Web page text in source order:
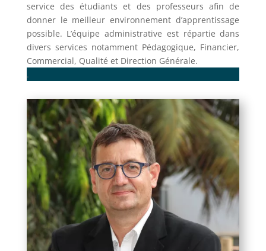
service des étudiants et des professeurs afin de
donner le meilleur environnement d’apprentissage
possible. L’équipe administrative est répartie dans
divers services notamment Pédagogique, Financier,
Commercial, Qualité et Direction Générale.
.